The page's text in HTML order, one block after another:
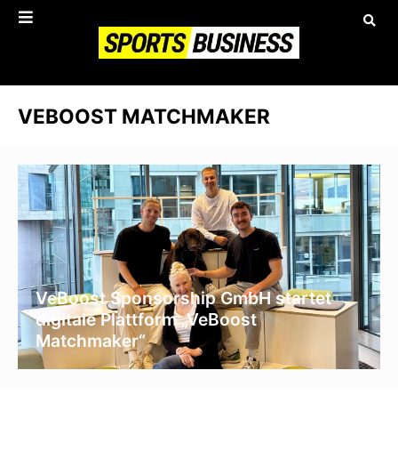
VEBOOST MATCHMAKER
VeBoost Sponsorship GmbH startet
digitale Plattform „VeBoost
Matchmaker“